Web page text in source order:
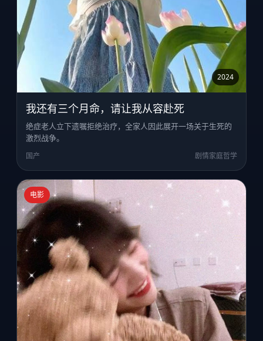
2024
我还有三个月命，请让我从容赴死
绝症老人立下遗嘱拒绝治疗，全家人因此展开一场关于生死的
激烈战争。
国产 剧情家庭哲学
电影